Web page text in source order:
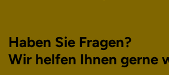
Haben Sie Fragen?
Wir helfen Ihnen gerne